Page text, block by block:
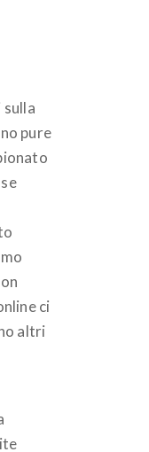
sulla
pure
ci
altri